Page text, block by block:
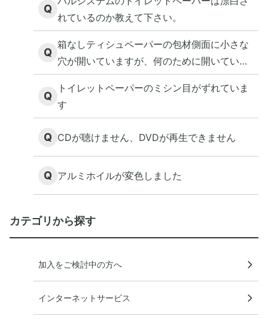
Q
れているのか教えて下さい。
Q
箱なしティシュペーパーの包材側面に小さな
穴が開いていますが、何のために開いている
のですか。
Q
トイレットペーパーのミシン目がずれていま
す
Q CDが聴けません、DVDが再生できません
Q アルミホイルが変色しました
カテゴリから探す
加入をご検討中の方へ
インターネットサービス